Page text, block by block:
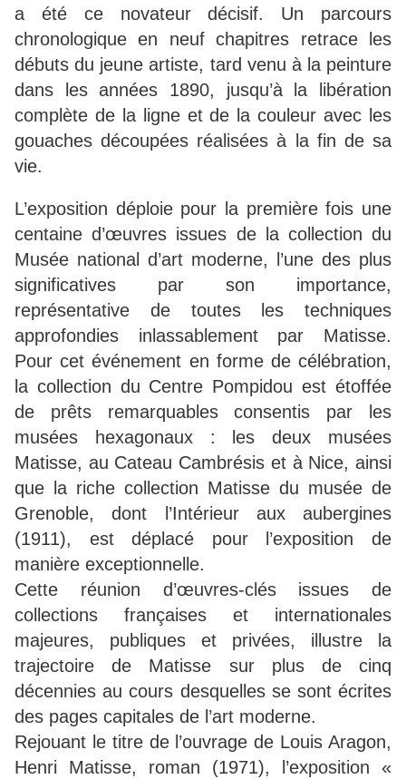
a été ce novateur décisif. Un parcours
chronologique en neuf chapitres retrace les
débuts du jeune artiste, tard venu à la peinture
dans les années 1890, jusqu’à la libération
complète de la ligne et de la couleur avec les
gouaches découpées réalisées à la fin de sa
vie.
L’exposition déploie pour la première fois une
centaine d’œuvres issues de la collection du
Musée national d’art moderne, l’une des plus
significatives par son importance,
représentative de toutes les techniques
approfondies inlassablement par Matisse.
Pour cet événement en forme de célébration,
la collection du Centre Pompidou est étoffée
de prêts remarquables consentis par les
musées hexagonaux : les deux musées
Matisse, au Cateau Cambrésis et à Nice, ainsi
que la riche collection Matisse du musée de
Grenoble, dont l’Intérieur aux aubergines
(1911), est déplacé pour l’exposition de
manière exceptionnelle.
Cette réunion d’œuvres-clés issues de
collections françaises et internationales
majeures, publiques et privées, illustre la
trajectoire de Matisse sur plus de cinq
décennies au cours desquelles se sont écrites
des pages capitales de l’art moderne.
Rejouant le titre de l’ouvrage de Louis Aragon,
Henri Matisse, roman (1971), l’exposition «